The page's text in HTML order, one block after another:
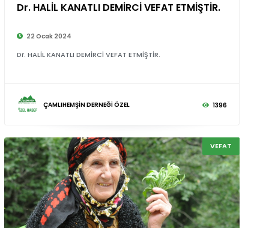
Dr. HALİL KANATLI DEMİRCİ VEFAT ETMİŞTİR.
22 Ocak 2024
Dr. HALİL KANATLI DEMİRCİ VEFAT ETMİŞTİR.
ÇAMLIHEMŞİN DERNEĞİ ÖZEL 1396
VEFAT